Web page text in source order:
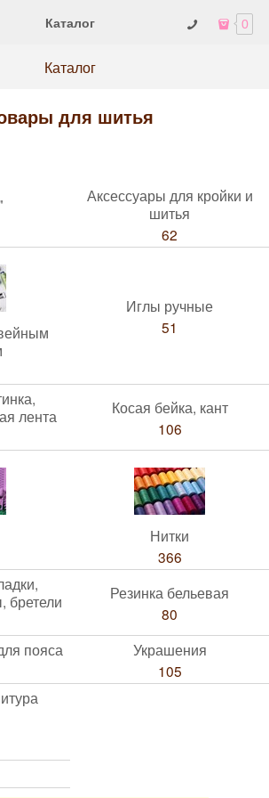
Каталог 0
Каталог
для шитья
Аксессуары для кройки и
шитья
62
Иглы ручные
51
лента
Косая бейка, кант
106
Нитки
366
бретели
Резинка бельевая
80
пояса
Украшения
105